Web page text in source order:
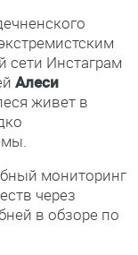
сети Инстаграм
Алеси
живет в
мониторинг
через
в обзоре по